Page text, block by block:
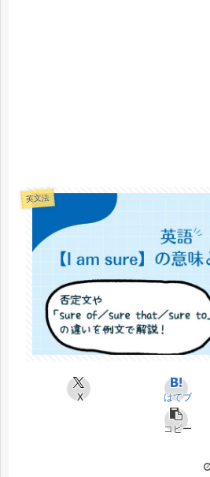
英文法
X はてブ
コピー